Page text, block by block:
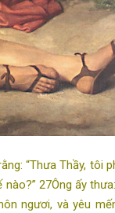
“Thưa Thầy, tôi
27Ông ấy
ngươi, và yêu